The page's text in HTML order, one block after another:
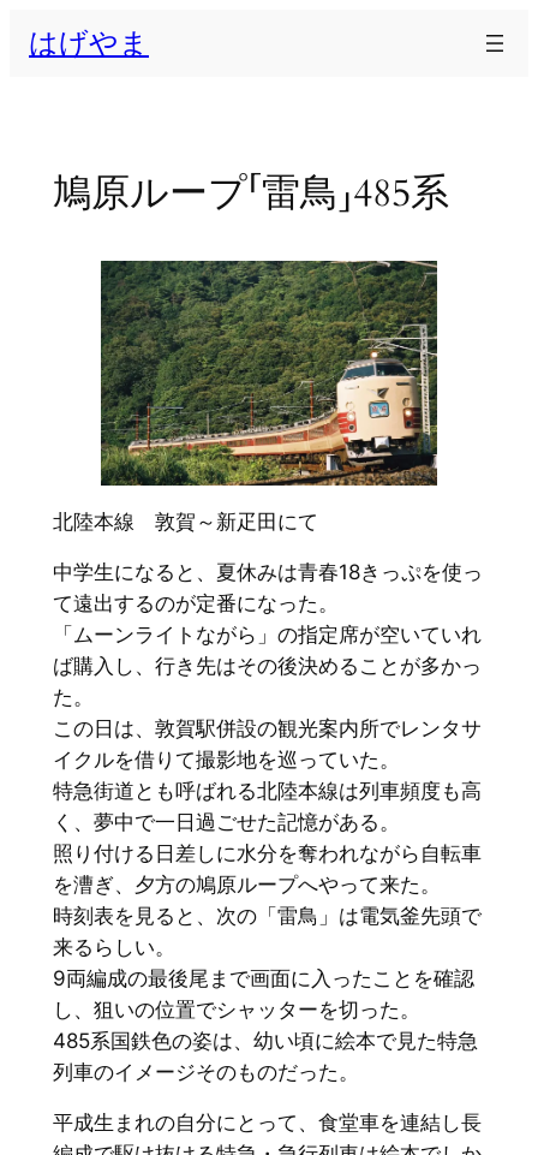
はげやま
鳩原ループ「雷鳥」485系
北陸本線 敦賀～新疋田にて
中学生になると、夏休みは青春18きっぷを使っ
て遠出するのが定番になった。
「ムーンライトながら」の指定席が空いていれ
ば購入し、行き先はその後決めることが多かっ
た。
この日は、敦賀駅併設の観光案内所でレンタサ
イクルを借りて撮影地を巡っていた。
特急街道とも呼ばれる北陸本線は列車頻度も高
く、夢中で一日過ごせた記憶がある。
照り付ける日差しに水分を奪われながら自転車
を漕ぎ、夕方の鳩原ループへやって来た。
時刻表を見ると、次の「雷鳥」は電気釜先頭で
来るらしい。
9両編成の最後尾まで画面に入ったことを確認
し、狙いの位置でシャッターを切った。
485系国鉄色の姿は、幼い頃に絵本で見た特急
列車のイメージそのものだった。
平成生まれの自分にとって、食堂車を連結し長